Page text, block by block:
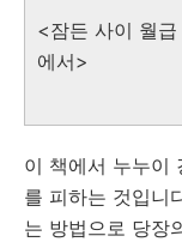
<잠든 사이 월
에서>
이 책에서 누누이
를 피하는 것입니
는 방법으로 당장